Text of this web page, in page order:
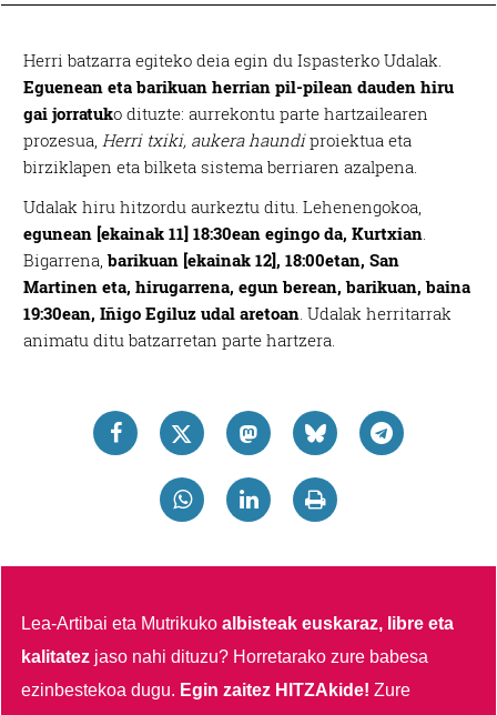
Herri batzarra egiteko deia egin du Ispasterko Udalak.
Eguenean eta barikuan herrian pil-pilean dauden hiru
gai jorratuko dituzte: aurrekontu parte hartzailearen
prozesua,Herri txiki, aukera haundiproiektua eta
birziklapen eta bilketa sistema berriaren azalpena.
Udalak hiru hitzordu aurkeztu ditu. Lehenengokoa,
egunean [ekainak 11] 18:30ean egingo da, Kurtxian.
Bigarrena,barikuan [ekainak 12], 18:00etan, San
Martinen eta, hirugarrena, egun berean, barikuan, baina
19:30ean, Iñigo Egiluz udal aretoan. Udalak herritarrak
animatu ditu batzarretan parte hartzera.
Lea-Artibai eta Mutrikukoalbisteak euskaraz, libre eta
kalitatez jaso nahi dituzu? Horretarako zure babesa
ezinbestekoa dugu. Egin zaitez HITZAkide!Zure